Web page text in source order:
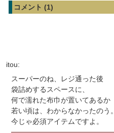
コメント (1)
itou:
スーパーのね、レジ通った後
袋詰めするスペースに、
何で濡れた布巾が置いてあるか
若い頃は、わからなかったのう。
今じゃ必須アイテムですよ。